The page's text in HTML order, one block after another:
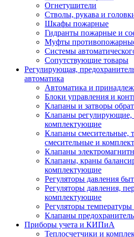
Огнетушители
Стволы, рукава и
Шкафы пожарные
Гидранты пожарные и
Муфты
Системы
Сопутствующие товары
Регулирующая,
автоматика
Автоматика и
Блоки управления и
Клапаны и затворы
Клапаны регулирующие,
комплектующие
Клапаны смесительные,
смесительные и
Клапаны
Клапаны, краны
комплектующие
Регуляторы давления
Регуляторы давления,
комплектующие
Регуляторы
Клапаны
Приборы учета и КИПиА
Теплосчетчики и